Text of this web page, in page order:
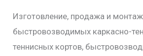
Изготовление, продажа и монтаж
быстровозводимых каркасно-
теннисных кортов,